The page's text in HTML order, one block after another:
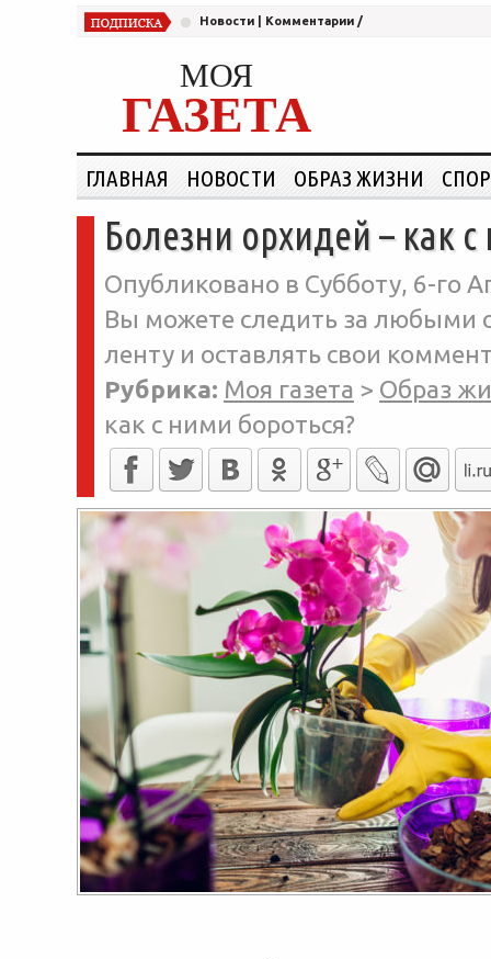
Новости Комментарии /
МОЯ
ГАЗЕТА
ГЛАВНАЯ НОВОСТИ ОБРАЗ ЖИЗНИ
Болезни орхидей – как
Опубликовано в Субботу, 6-го
Вы можете следить за любыми
ленту и оставлять свои
Рубрика: Моя газета > Образ
как с ними бороться?